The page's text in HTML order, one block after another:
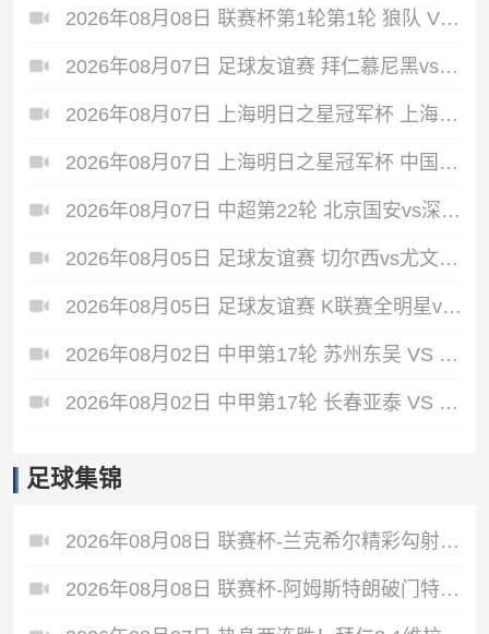
2026年08月08日 联赛杯第1轮第1轮 狼队 VS 维尔港 全场录像
2026年08月07日 足球友谊赛 拜仁慕尼黑vs阿斯顿维拉 全场录像
2026年08月07日 上海明日之星冠军杯 上海U17 VS 阿森纳U17 全场录像
2026年08月07日 上海明日之星冠军杯 中国男足U17 VS 河床U17 全场录像
2026年08月07日 中超第22轮 北京国安vs深圳新鹏城 全场录像
2026年08月05日 足球友谊赛 切尔西vs尤文图斯 全场录像
2026年08月05日 足球友谊赛 K联赛全明星vs曼城 全场录像
2026年08月02日 中甲第17轮 苏州东吴 VS 梅州客家 全场录像
2026年08月02日 中甲第17轮 长春亚泰 VS 石家庄功夫 全场录像
足球集锦
2026年08月08日 联赛杯-兰克希尔精彩勾射破门 米德尔斯堡1-0雷克瑟姆
2026年08月08日 联赛杯-阿姆斯特朗破门特林达德建功 狼队3-0维尔港